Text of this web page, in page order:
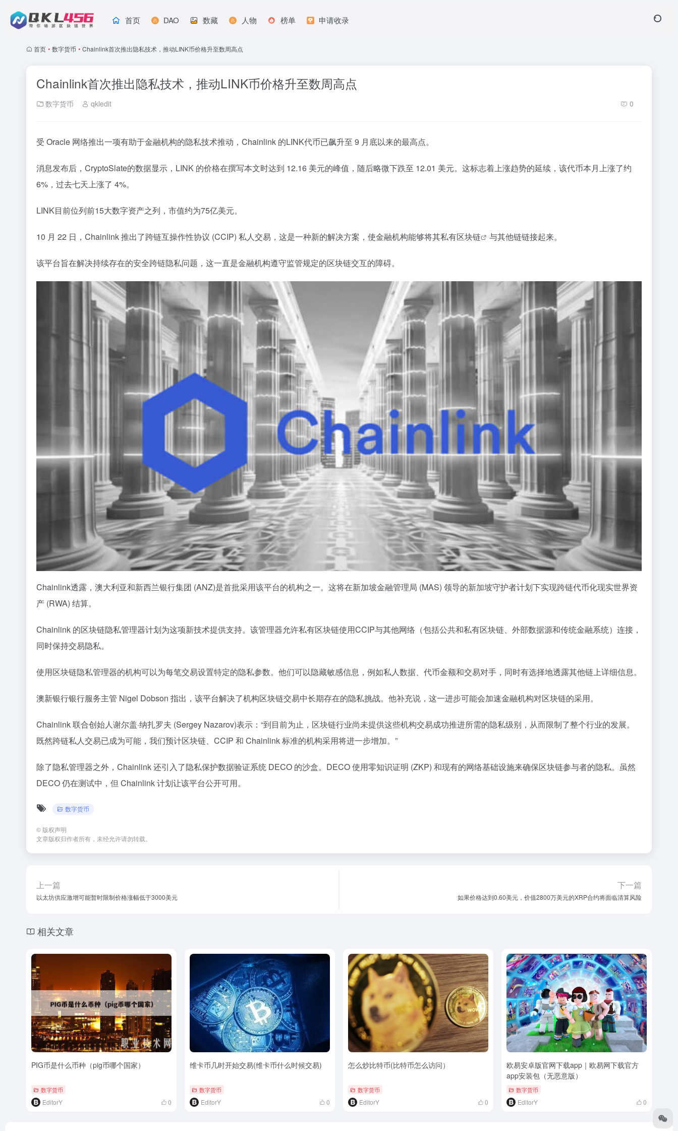
首页 DAO 数藏 人物 榜单 申请收录
首页 • 数字货币 • Chainlink首次推出隐私技术，推动LINK币价格升至数周高点
Chainlink首次推出隐私技术，推动LINK币价格升至数周高点
数字货币 qkledit 0
受 Oracle 网络推出一项有助于金融机构的隐私技术推动，Chainlink 的LINK代币已飙升至 9 月底以来的最高点。
消息发布后，CryptoSlate的数据显示，LINK 的价格在撰写本文时达到 12.16 美元的峰值，随后略微下跌至 12.01 美元。这标志着上涨趋势的延续，该代币本月上涨了约
6%，过去七天上涨了 4%。
LINK目前位列前15大数字资产之列，市值约为75亿美元。
10 月 22 日，Chainlink 推出了跨链互操作性协议 (CCIP) 私人交易，这是一种新的解决方案，使金融机构能够将其私有区块链 与其他链链接起来。
该平台旨在解决持续存在的安全跨链隐私问题，这一直是金融机构遵守监管规定的区块链交互的障碍。
Chainlink透露，澳大利亚和新西兰银行集团 (ANZ)是首批采用该平台的机构之一。这将在新加坡金融管理局 (MAS) 领导的新加坡守护者计划下实现跨链代币化现实世界资
产 (RWA) 结算。
Chainlink 的区块链隐私管理器计划为这项新技术提供支持。该管理器允许私有区块链使用CCIP与其他网络（包括公共和私有区块链、外部数据源和传统金融系统）连接，
同时保持交易隐私。
使用区块链隐私管理器的机构可以为每笔交易设置特定的隐私参数。他们可以隐藏敏感信息，例如私人数据、代币金额和交易对手，同时有选择地透露其他链上详细信息。
澳新银行银行服务主管 Nigel Dobson 指出，该平台解决了机构区块链交易中长期存在的隐私挑战。他补充说，这一进步可能会加速金融机构对区块链的采用。
Chainlink 联合创始人谢尔盖·纳扎罗夫 (Sergey Nazarov)表示：“到目前为止，区块链行业尚未提供这些机构交易成功推进所需的隐私级别，从而限制了整个行业的发展。
既然跨链私人交易已成为可能，我们预计区块链、CCIP 和 Chainlink 标准的机构采用将进一步增加。”
除了隐私管理器之外，Chainlink 还引入了隐私保护数据验证系统 DECO 的沙盒。DECO 使用零知识证明 (ZKP) 和现有的网络基础设施来确保区块链参与者的隐私。虽然
DECO 仍在测试中，但 Chainlink 计划让该平台公开可用。
数字货币
© 版权声明
文章版权归作者所有，未经允许请勿转载。
上一篇
以太坊供应激增可能暂时限制价格涨幅低于3000美元
下一篇
如果价格达到0.60美元，价值2800万美元的XRP合约将面临清算风险
相关文章
PIG币是什么币种（pig币哪个国家）
数字货币
EditorY 0
维卡币几时开始交易(维卡币什么时候交易)
数字货币
EditorY 0
怎么炒比特币(比特币怎么访问）
数字货币
EditorY 0
欧易安卓版官网下载app｜欧易网下载官方
app安装包（无恶意版）
数字货币
EditorY 0